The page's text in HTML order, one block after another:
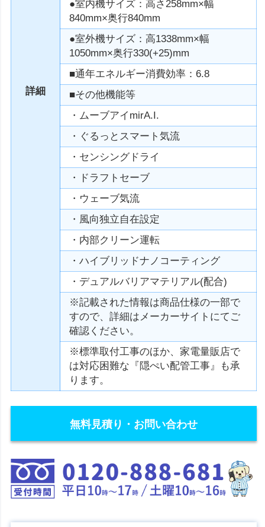
詳細
●室内機サイズ：高さ258mm×幅
840mm×奥行840mm
●室外機サイズ：高1338mm×幅
1050mm×奥行330(+25)mm
■通年エネルギー消費効率：6.8
■その他機能等
・ムーブアイmirA.I.
・ぐるっとスマート気流
・センシングドライ
・ドラフトセーブ
・ウェーブ気流
・風向独立自在設定
・内部クリーン運転
・ハイブリッドナノコーティング
・デュアルバリアマテリアル(配合)
※記載された情報は商品仕様の一部で
すので、詳細はメーカーサイトにてご
確認ください。
※標準取付工事のほか、家電量販店で
は対応困難な『隠ぺい配管工事』も承
ります。
無料見積り・お問い合わせ